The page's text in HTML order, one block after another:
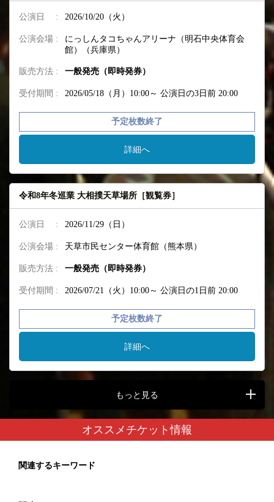
公演日 : 2026/10/20（火）
公演会場 :
にっしんタコちゃんアリーナ（明石中央体育会
館）（兵庫県）
販売方法 : 一般発売（即時発券）
受付期間 : 2026/05/18（月）10:00～ 公演日の3日前 20:00
予定枚数終了
詳細へ
令和8年冬巡業 大相撲天草場所［観覧券］
公演日 : 2026/11/29（日）
公演会場 : 天草市民センター体育館（熊本県）
販売方法 : 一般発売（即時発券）
受付期間 : 2026/07/21（火）10:00～ 公演日の1日前 20:00
予定枚数終了
詳細へ
もっと見る
オススメチケット情報
関連するキーワード